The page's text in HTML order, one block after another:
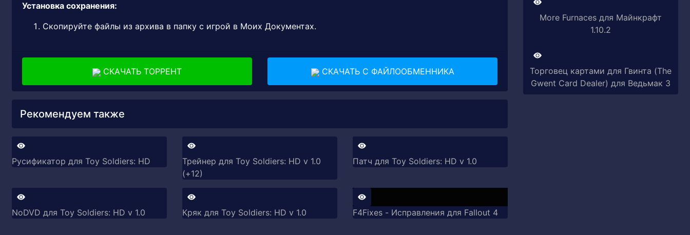
Установка сохранения:
Скопируйте файлы из архива в папку с игрой в Моих Документах.
СКАЧАТЬ ТОРРЕНТ СКАЧАТЬ С ФАЙЛООБМЕННИКА
Рекомендуем также
Русификатор для Toy Soldiers: HD
Трейнер для Toy Soldiers: HD v 1.0
(+12)
Патч для Toy Soldiers: HD v 1.0
NoDVD для Toy Soldiers: HD v 1.0 Кряк для Toy Soldiers: HD v 1.0 F4Fixes - Исправления для Fallout 4
More Furnaces для Майнкрафт
1.10.2
Торговец картами для Гвинта (The
Gwent Card Dealer) для Ведьмак 3